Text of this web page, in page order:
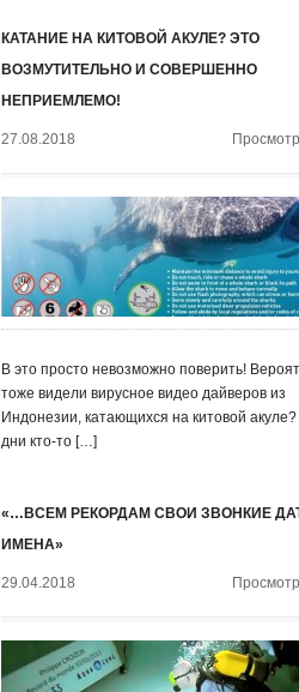
КАТАНИЕ НА КИТОВОЙ АКУЛЕ? ЭТО
ВОЗМУТИТЕЛЬНО И СОВЕРШЕННО
НЕПРИЕМЛЕМО!
27.08.2018
В это просто невозможно поверить!
тоже видели вирусное видео дайверов из
Индонезии, катающихся на китовой
дни кто-то […]
«…ВСЕМ РЕКОРДАМ СВОИ ЗВОНКИЕ
ИМЕНА»
29.04.2018